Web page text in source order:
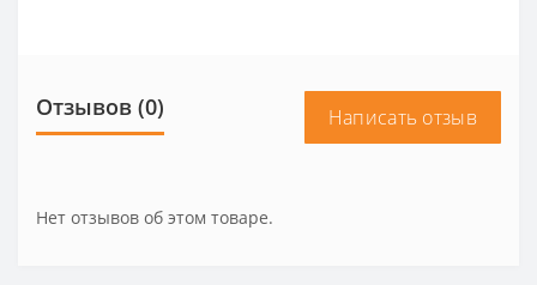
Отзывов (0) Написать отзыв
Нет отзывов об этом товаре.